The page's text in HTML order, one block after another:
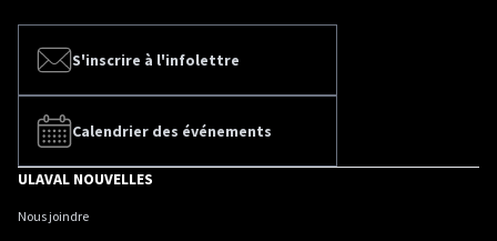
S'inscrire à l'infolettre
Calendrier des événements
ULAVAL NOUVELLES
Nous joindre